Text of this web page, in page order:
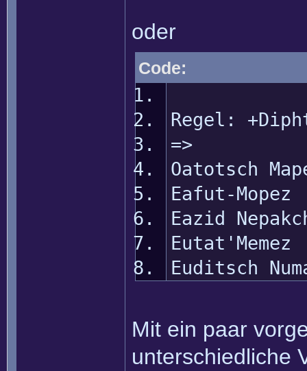
oder
Code:
Regel:
=>
Oatotsch
Eafut-Mopez
Eazid
Eutat'Memez
Euditsch
Mit ein paar
unterschiedliche